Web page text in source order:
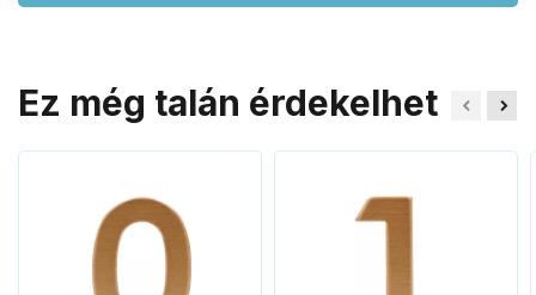
Ez még talán érdekelhet